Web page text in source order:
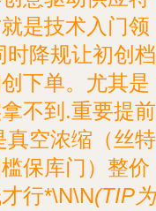
是技术入门领
降规让初创档
下单。尤其是
不到.重要提前
真空浓缩（丝特
保库门）整价
行*\N\N(TIP为